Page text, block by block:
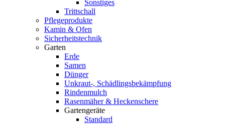
Sonstiges
Trittschall
Pflegeprodukte
Kamin & Ofen
Sicherheitstechnik
Garten
Erde
Samen
Dünger
Unkraut-, Schädlingsbekämpfung
Rindenmulch
Rasenmäher & Heckenschere
Gartengeräte
Standard